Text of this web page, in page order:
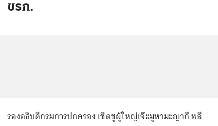
ขรก.
รองอธิบดีกรมการปกครอง เชิดชูผู้ใหญ่เจ๊ะมูหามะญากี พลี